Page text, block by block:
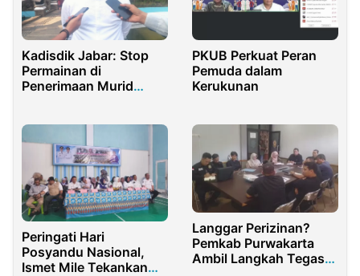
Kadisdik Jabar: Stop
Permainan di
Penerimaan Murid
PKUB Perkuat Peran
Pemuda dalam
Kerukunan
Peringati Hari
Posyandu Nasional,
Ismet Mile Tekankan
Langgar Perizinan?
Pemkab Purwakarta
Ambil Langkah Tegas